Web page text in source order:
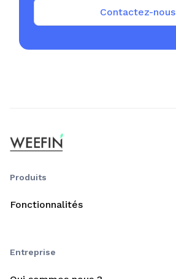
Contactez-nous
Produits
Fonctionnalités
Entreprise